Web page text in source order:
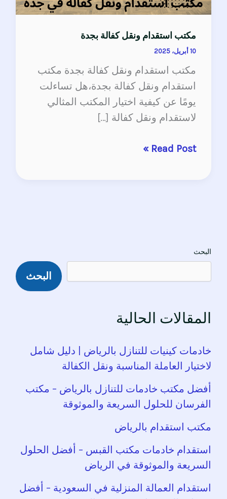
مكتب استقدام ونقل كفالة بجدة
10 أبريل، 2025
مكتب استقدام ونقل كفالة بجدة مكتب
استقدام ونقل كفالة بجدة،هل تساءلت
يومًا عن كيفية اختيار المكتب المثالي
لاستقدام ونقل كفالة […]
Read Post »
البحث
البحث
المقالات الحالية
خادمات كينيات للتنازل بالرياض | دليل شامل
لاختيار العاملة المناسبة ونقل الكفالة
أفضل مكتب خادمات للتنازل بالرياض – مكتب
الفرسان للحلول السريعة والموثوقة
مكتب استقدام بالرياض
استقدام خادمات مكتب القبس – أفضل الحلول
السريعة والموثوقة في الرياض
استقدام العمالة المنزلية في السعودية – أفضل